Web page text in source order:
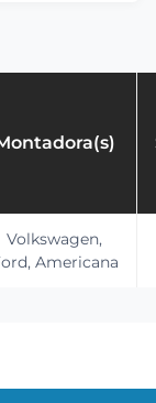
Volkswagen,
Americana